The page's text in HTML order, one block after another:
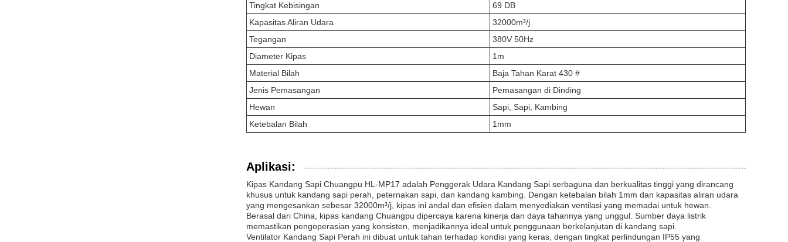
Tingkat Kebisingan
69 DB
Kapasitas Aliran Udara
32000m³/j
Tegangan
380V 50Hz
Diameter Kipas
1m
Material Bilah
Baja Tahan Karat 430 #
Jenis Pemasangan
Pemasangan di Dinding
Hewan
Sapi, Sapi, Kambing
Ketebalan Bilah
1mm
Aplikasi:
Kipas Kandang Sapi Chuangpu HL-MP17 adalah Penggerak Udara Kandang Sapi serbaguna dan berkualitas tinggi yang dirancang
khusus untuk kandang sapi perah, peternakan sapi, dan kandang kambing. Dengan ketebalan bilah 1mm dan kapasitas aliran udara
yang mengesankan sebesar 32000m³/j, kipas ini andal dan efisien dalam menyediakan ventilasi yang memadai untuk hewan.
Berasal dari China, kipas kandang Chuangpu dipercaya karena kinerja dan daya tahannya yang unggul. Sumber daya listrik
memastikan pengoperasian yang konsisten, menjadikannya ideal untuk penggunaan berkelanjutan di kandang sapi.
Ventilator Kandang Sapi Perah ini dibuat untuk tahan terhadap kondisi yang keras, dengan tingkat perlindungan IP55 yang